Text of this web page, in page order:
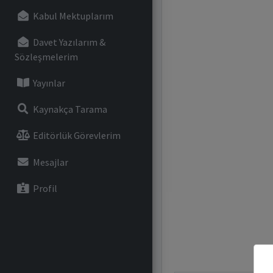
Kabul Mektuplarım
Davet Yazılarım &
Sözleşmelerim
Yayınlar
Kaynakça Tarama
Editörlük Görevlerim
Mesajlar
Profil